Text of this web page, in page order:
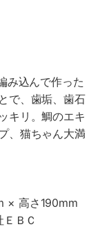
み込んで作った
で、歯垢、歯石
キリ。鯛のエキ
、猫ちゃん大満
× 高さ190mm
ＢＣ